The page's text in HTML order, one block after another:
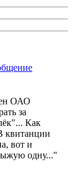
ОАО
за
Как
квитанции
вот и
одну..."